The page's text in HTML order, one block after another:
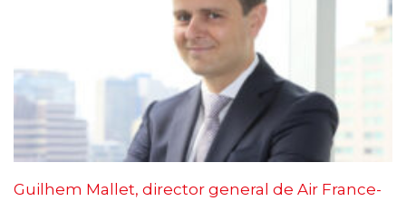
Guilhem Mallet, director general de Air France-